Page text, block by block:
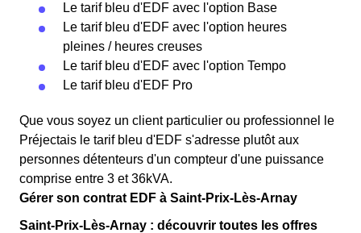
Le tarif bleu d'EDF avec l'option Base
Le tarif bleu d'EDF avec l'option heures
pleines / heures creuses
Le tarif bleu d'EDF avec l'option Tempo
Le tarif bleu d'EDF Pro
Que vous soyez un client particulier ou professionnel le
Préjectais le tarif bleu d'EDF s'adresse plutôt aux
personnes détenteurs d'un compteur d'une puissance
comprise entre 3 et 36kVA.
Gérer son contrat EDF à Saint-Prix-Lès-Arnay
Saint-Prix-Lès-Arnay : découvrir toutes les offres